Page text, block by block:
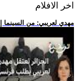
اخر الافلام
.. مهدي لعريبي: من